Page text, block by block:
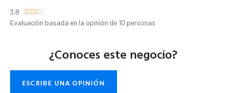
3.8     
Evaluación basada en la opinión de 10 personas
¿Conoces este negocio?
ESCRIBE UNA OPINIÓN